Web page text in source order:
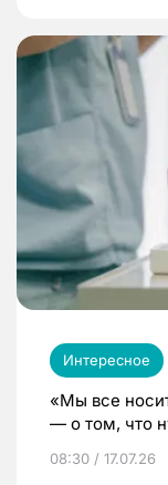
Интересное
«Мы все
— о том, что
08:30 / 17.07.26